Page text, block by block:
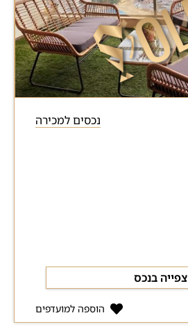
נכסים למכירה
צפייה בנכס
הוספה למועדפים